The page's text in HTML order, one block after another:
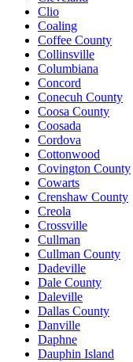
Clio
Coaling
Coffee County
Collinsville
Columbiana
Concord
Conecuh County
Coosa County
Coosada
Cordova
Cottonwood
Covington County
Cowarts
Crenshaw County
Creola
Crossville
Cullman
Cullman County
Dadeville
Dale County
Daleville
Dallas County
Danville
Daphne
Dauphin Island